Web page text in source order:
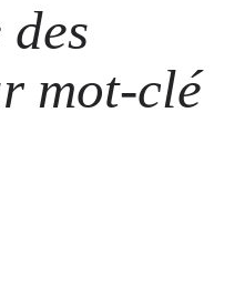
mot-clé